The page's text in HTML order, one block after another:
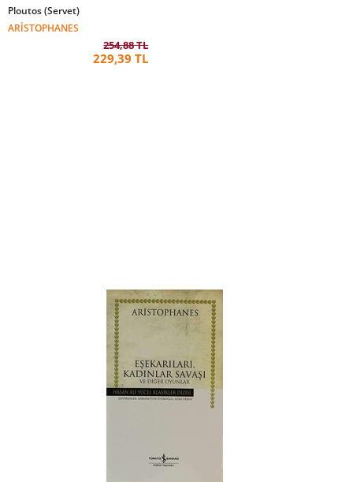
Ploutos (Servet)
ARISTOPHANES
254,88 TL
229,39 TL